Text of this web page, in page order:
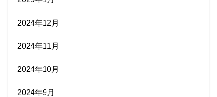
2024年12月
2024年11月
2024年10月
2024年9月